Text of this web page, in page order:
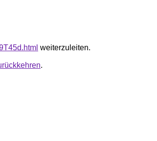
weiterzuleiten.
.